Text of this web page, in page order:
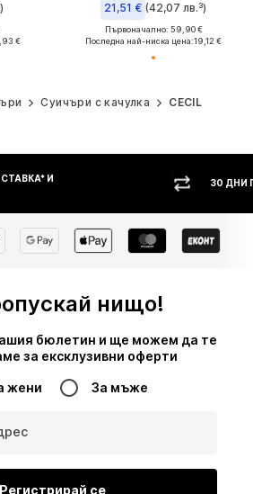
€
21,51 € (42,07 лв.³)
Първоначално: 59,90 €
Последна най-ниска цена:19,12 €
Суичъри с качулка CECIL
НА ВРЪЩАНЕ
нищо!
бюлетин и ще можем да те
за ексклузивни оферти
жени За мъже
Регистрирай се